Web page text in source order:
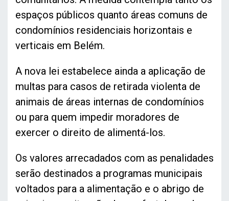
espaços públicos quanto áreas comuns de
condomínios residenciais horizontais e
verticais em Belém.
A nova lei estabelece ainda a aplicação de
multas para casos de retirada violenta de
animais de áreas internas de condomínios
ou para quem impedir moradores de
exercer o direito de alimentá-los.
Os valores arrecadados com as penalidades
serão destinados a programas municipais
voltados para a alimentação e o abrigo de